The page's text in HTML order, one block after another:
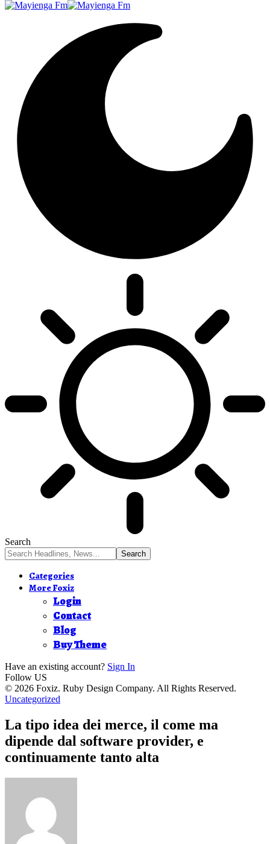
Resizer
Search
Categories
More Foxiz
Login
Contact
Blog
Buy Theme
Have an existing account? Sign In
Follow US
© 2026 Foxiz. Ruby Design Company. All Rights Reserved.
Uncategorized
La tipo idea dei merce, il come ma
dipende dal software provider, e
continuamente tanto alta